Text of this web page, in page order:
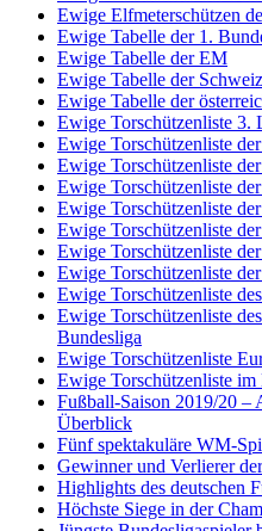
Ewige Elfmeterschützen
Ewige Tabelle der 1.
Ewige Tabelle der EM
Ewige Tabelle der
Ewige Tabelle der
Ewige Torschützenliste 3.
Ewige Torschützenliste
Ewige Torschützenliste
Ewige Torschützenliste
Ewige Torschützenliste
Ewige Torschützenliste
Ewige Torschützenliste
Ewige Torschützenliste
Ewige Torschützenliste
Ewige Torschützenliste
Bundesliga
Ewige Torschützenliste
Ewige Torschützenliste
Fußball-Saison 2019/20 –
Überblick
Fünf spektakuläre WM-
Gewinner und Verlierer
Highlights des deutschen
Höchste Siege in der